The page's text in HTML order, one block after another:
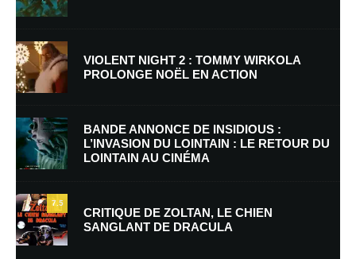
Nom*
E-mail *
Enregistrer mon nom, mon e-mail et mon site dans le navigateur pour
mon prochain commentaire.
VIOLENT NIGHT 2 : TOMMY WIRKOLA
PROLONGE NOËL EN ACTION
BANDE ANNONCE DE INSIDIOUS :
L’INVASION DU LOINTAIN : LE RETOUR DU
LOINTAIN AU CINÉMA
7.5
CRITIQUE DE ZOLTAN, LE CHIEN
SANGLANT DE DRACULA